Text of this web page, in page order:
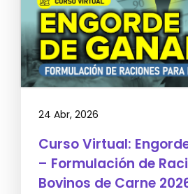
24 Abr, 2026
Curso Virtual:
– Formulación de
Bovinos de Carne